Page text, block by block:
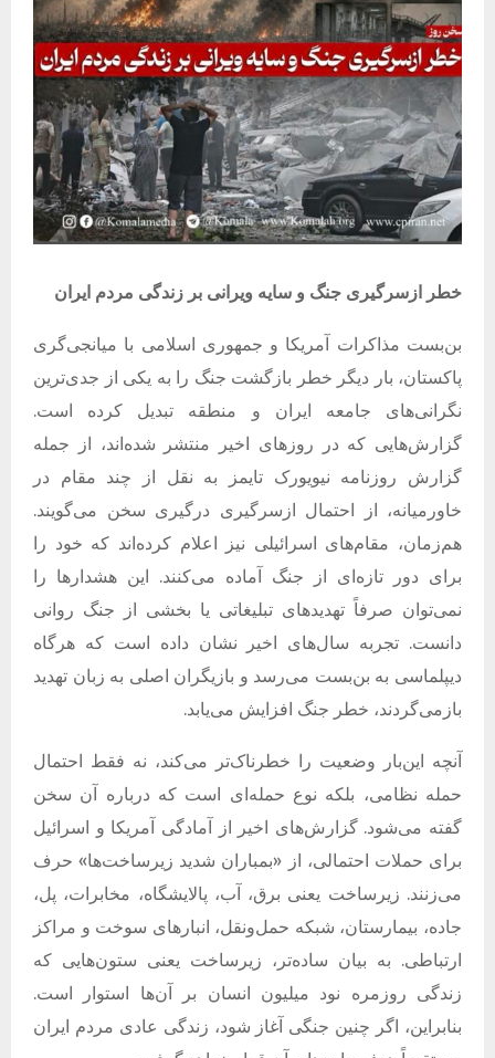
خطر ازسرگیری جنگ و سایه ویرانی بر زندگی مردم ایران
بن‌بست مذاکرات آمریکا و جمهوری اسلامی با میانجی‌گری
پاکستان، بار دیگر خطر بازگشت جنگ را به یکی از جدی‌ترین
نگرانی‌های جامعه ایران و منطقه تبدیل کرده است.
گزارش‌هایی که در روزهای اخیر منتشر شده‌اند، از جمله
گزارش روزنامه نیویورک تایمز به نقل از چند مقام در
خاورمیانه، از احتمال ازسرگیری درگیری سخن می‌گویند.
هم‌زمان، مقام‌های اسرائیلی نیز اعلام کرده‌اند که خود را
برای دور تازه‌ای از جنگ آماده می‌کنند. این هشدارها را
نمی‌توان صرفاً تهدیدهای تبلیغاتی یا بخشی از جنگ روانی
دانست. تجربه سال‌های اخیر نشان داده است که هرگاه
دیپلماسی به بن‌بست می‌رسد و بازیگران اصلی به زبان تهدید
بازمی‌گردند، خطر جنگ افزایش می‌یابد.
آنچه این‌بار وضعیت را خطرناک‌تر می‌کند، نه فقط احتمال
حمله نظامی، بلکه نوع حمله‌ای است که درباره آن سخن
گفته می‌شود. گزارش‌های اخیر از آمادگی آمریکا و اسرائیل
برای حملات احتمالی، از «بمباران شدید زیرساخت‌ها» حرف
می‌زنند. زیرساخت یعنی برق، آب، پالایشگاه، مخابرات، پل،
جاده، بیمارستان، شبکه حمل‌ونقل، انبارهای سوخت و مراکز
ارتباطی. به بیان ساده‌تر، زیرساخت یعنی ستون‌هایی که
زندگی روزمره نود میلیون انسان بر آن‌ها استوار است.
بنابراین، اگر چنین جنگی آغاز شود، زندگی عادی مردم ایران